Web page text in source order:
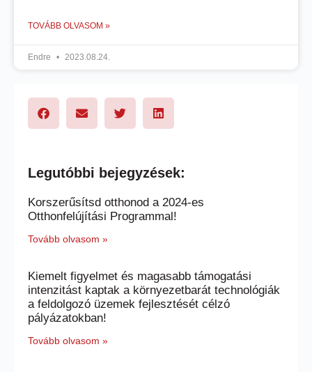
TOVÁBB OLVASOM »
Endre 2023.08.24.
Legutóbbi bejegyzések:
Korszerűsítsd otthonod a 2024-es
Otthonfelújítási Programmal!
Tovább olvasom »
Kiemelt figyelmet és magasabb támogatási
intenzitást kaptak a környezetbarát technológiák
a feldolgozó üzemek fejlesztését célzó
pályázatokban!
Tovább olvasom »